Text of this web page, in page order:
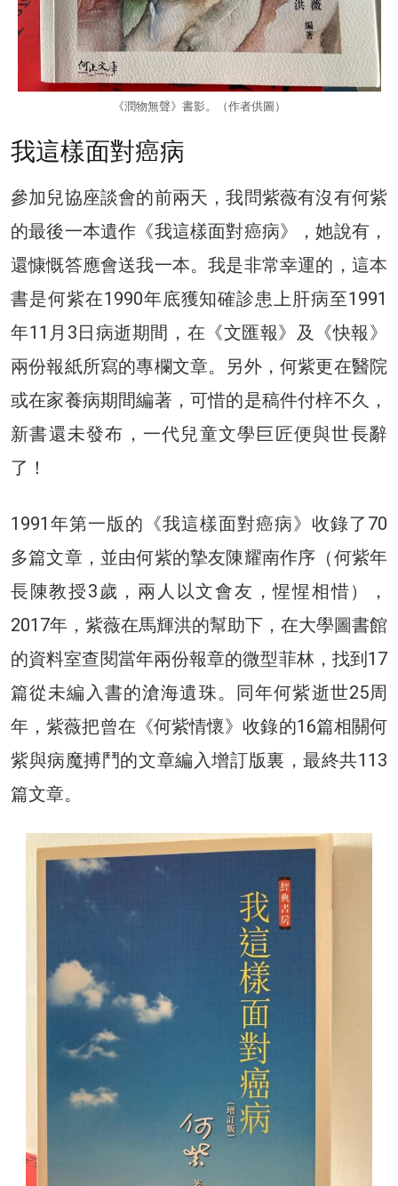
《潤物無聲》書影。（作者供圖）
我這樣面對癌病
參加兒協座談會的前兩天，我問紫薇有沒有何紫
的最後一本遺作《我這樣面對癌病》，她說有，
還慷慨答應會送我一本。我是非常幸運的，這本
書是何紫在1990年底獲知確診患上肝病至1991
年11月3日病逝期間，在《文匯報》及《快報》
兩份報紙所寫的專欄文章。另外，何紫更在醫院
或在家養病期間編著，可惜的是稿件付梓不久，
新書還未發布，一代兒童文學巨匠便與世長辭
了！
1991年第一版的《我這樣面對癌病》收錄了70
多篇文章，並由何紫的摯友陳耀南作序（何紫年
長陳教授3歲，兩人以文會友，惺惺相惜），
2017年，紫薇在馬輝洪的幫助下，在大學圖書館
的資料室查閱當年兩份報章的微型菲林，找到17
篇從未編入書的滄海遺珠。同年何紫逝世25周
年，紫薇把曾在《何紫情懷》收錄的16篇相關何
紫與病魔搏鬥的文章編入增訂版裏，最終共113
篇文章。